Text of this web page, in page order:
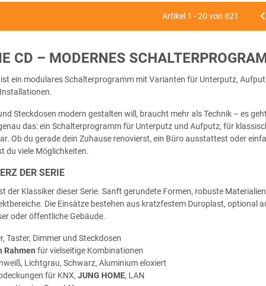
Artikel 1 - 20 von 821
CD – MODERNES
ist ein modulares Schalterprogramm mit Varianten für Unterputz,
Steckdosen modern gestalten will, braucht mehr als Technik – es
das: ein Schalterprogramm für Unterputz und Aufputz, für
Ob du gerade dein Zuhause renovierst, ein Büro ausstattest oder
du viele Möglichkeiten.
DER SERIE
der Klassiker dieser Serie. Sanft gerundete Formen, robuste
Die Einsätze bestehen aus kratzfestem Duroplast, optional
oder öffentliche Gebäude.
Taster, Dimmer und Steckdosen
Rahmen für vielseitige Kombinationen
Lichtgrau, Schwarz, Aluminium eloxiert
für KNX, JUNG HOME, LAN